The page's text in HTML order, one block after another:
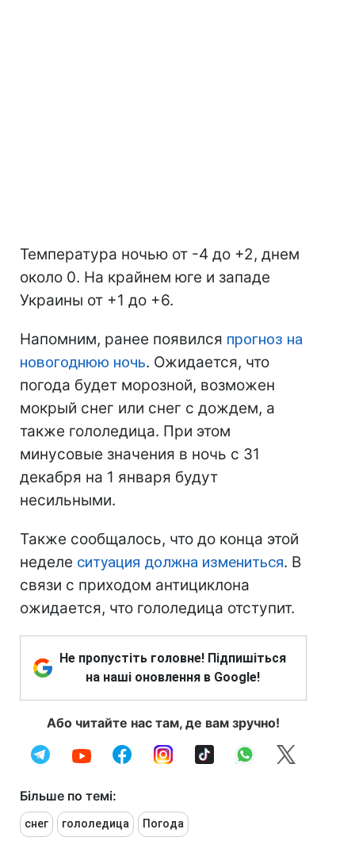
Температура ночью от -4 до +2, днем
около 0. На крайнем юге и западе
Украины от +1 до +6.
Напомним, ранее появился прогноз на
новогоднюю ночь. Ожидается, что
погода будет морозной, возможен
мокрый снег или снег с дождем, а
также гололедица. При этом
минусовые значения в ночь с 31
декабря на 1 января будут
несильными.
Также сообщалось, что до конца этой
неделе ситуация должна измениться. В
связи с приходом антициклона
ожидается, что гололедица отступит.
Не пропустіть головне! Підпишіться
на наші оновлення в Google!
Або читайте нас там, де вам зручно!
Більше по темі:
снег гололедица Погода